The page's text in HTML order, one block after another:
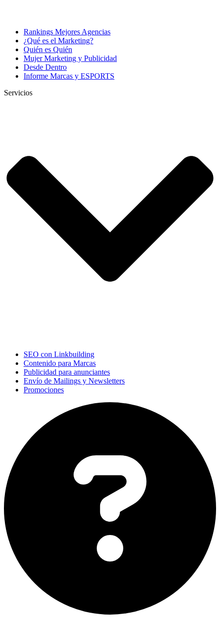
Rankings Mejores Agencias
¿Qué es el Marketing?
Quién es Quién
Mujer Marketing y Publicidad
Desde Dentro
Informe Marcas y ESPORTS
Servicios
SEO con Linkbuilding
Contenido para Marcas
Publicidad para anunciantes
Envío de Mailings y Newsletters
Promociones